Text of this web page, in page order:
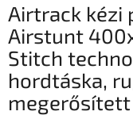
Airtrack kézi
Airstunt
Stitch
hordtáska,